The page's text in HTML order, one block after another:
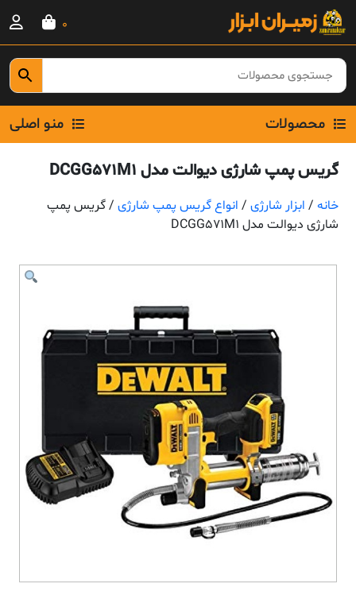
Skip
content
0
محصولات منو اصلی
گریس پمپ شارژی دیوالت مدل DCGG571M1
خانه / ابزار شارژی / انواع گریس پمپ شارژی / گریس پمپ
شارژی دیوالت مدل DCGG571M1